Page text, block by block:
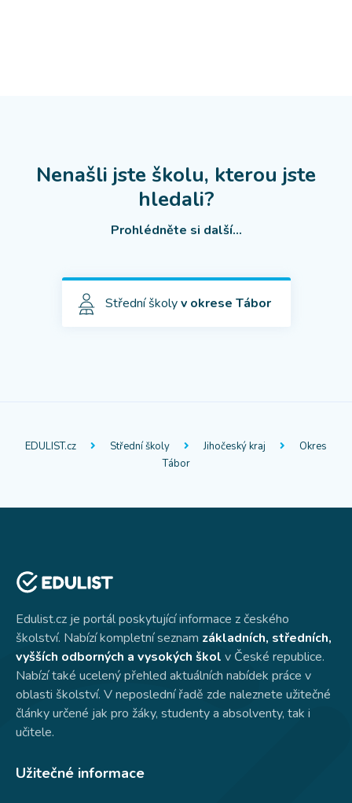
Nenašli jste školu, kterou jste
hledali?
Prohlédněte si další...
Střední školyv okrese Tábor
EDULIST.cz Střední školy Jihočeský kraj
Okres
Tábor
Edulist.cz je portál poskytující informace z českého
školství. Nabízí kompletní seznam základních, středních,
vyšších odborných a vysokých škol v České republice.
Nabízí také ucelený přehled aktuálních nabídek práce v
oblasti školství. V neposlední řadě zde naleznete užitečné
články určené jak pro žáky, studenty a absolventy, tak i
učitele.
Užitečné informace